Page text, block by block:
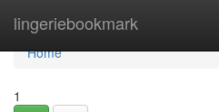
lingeriebookmark
Home
Home
1